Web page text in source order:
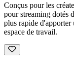
Conçus pour les
pour streaming dotés
plus rapide d'apporter
espace de travail.